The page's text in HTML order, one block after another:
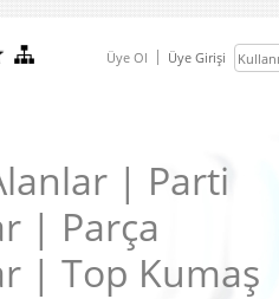
Üye Ol Üye Girişi
| Parti
| Parça
| Top Kumaş